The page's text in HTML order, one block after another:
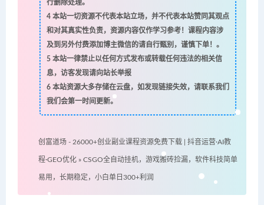
行删除处理。
4本站一切资源不代表本站立场，并不代表本站赞同其观点
和对其真实性负责，资源内容仅作学习参考！课程内容涉
及到另外付费添加博主微信的请自行甄别，谨慎下单！。
5本站一律禁止以任何方式发布或转载任何违法的相关信
息，访客发现请向站长举报
6本站资源大多存储在云盘，如发现链接失效，请联系我们
我们会第一时间更新。
创富道场 - 26000+创业副业课程资源免费下载 | 抖音运营·AI教
程·GEO优化 » CSGO全自动挂机，游戏搬砖捡漏，软件科技简单
易用，长期稳定，小白单日300+利润